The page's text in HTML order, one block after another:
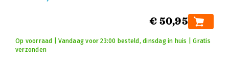
€ 50,95
Op voorraad | Vandaag voor 23:00 besteld, dinsdag in huis | Gratis
verzonden